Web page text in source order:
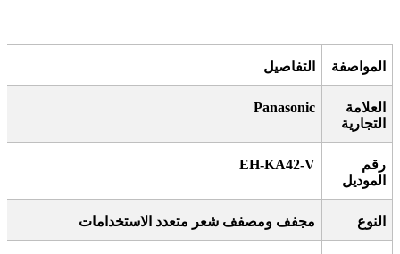
المواصفة التفاصيل
العلامة
التجارية
Panasonic
رقم
الموديل
EH-KA42-V
النوع مجفف ومصفف شعر متعدد الاستخدامات